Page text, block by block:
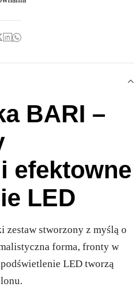
BARI –
efektowne
LED
zestaw stworzony z myślą o
forma, fronty w
LED tworzą